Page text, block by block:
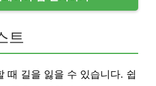
트
때 길을 잃을 수 있습니다. 쉽